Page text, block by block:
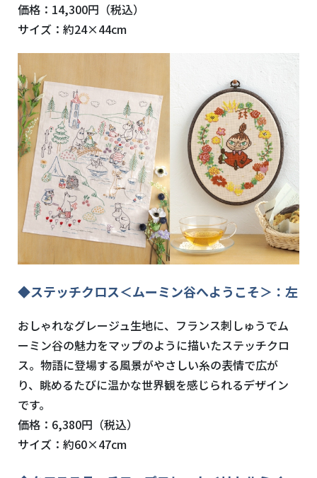
価格：14,300円（税込）
サイズ：約24×44cm
◆ステッチクロス＜ムーミン谷へようこそ＞：左
おしゃれなグレージュ生地に、フランス刺しゅうでム
ーミン谷の魅力をマップのように描いたステッチクロ
ス。物語に登場する風景がやさしい糸の表情で広が
り、眺めるたびに温かな世界観を感じられるデザイン
です。
価格：6,380円（税込）
サイズ：約60×47cm